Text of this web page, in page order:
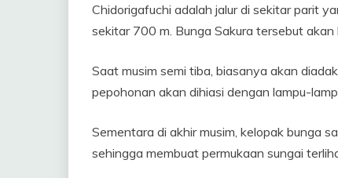
Chidorigafuchi adalah jalur di sekitar parit
sekitar 700 m. Bunga Sakura tersebut
Saat musim semi tiba, biasanya akan
pepohonan akan dihiasi dengan lampu-
Sementara di akhir musim, kelopak bunga
sehingga membuat permukaan sungai